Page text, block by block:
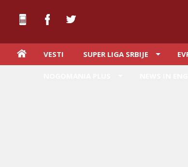
VESTI SUPER LIGA SRBIJE